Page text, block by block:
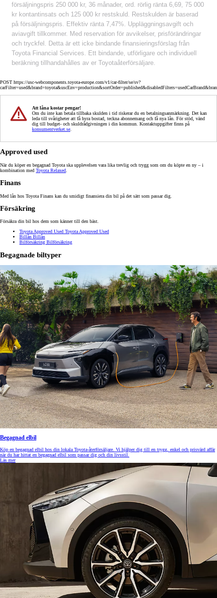
försäljningspris 250 000 kr, 36 månader, ord. rörlig ränta 6,69, 75 000
kr kontantinsats och 125 000 kr restskuld. Restskulden är baserad
på försäljningspris. Effektiv ränta 7,47%. Uppläggningsavgift och
aviavgift tillkommer. Med reservation för avvikelser, prisförändringar
och tryckfel. Detta är ett icke bindande finansieringsförslag från
Toyota Financial Services. Ett bindande, utförligare och individuell
beräkning tillhandahålles av er Toyotaåterförsäljare.
POST https://usc-webcomponents.toyota-europe.com/v1/car-filter/se/sv?
Att låna kostar pengar!
Om du inte kan betala tillbaka skulden i tid riskerar du en betalningsanmärkning. Det kan
leda till svårigheter att få hyra bostad, teckna abonnemang och få nya lån. För stöd, vänd
dig till budget- och skuldrådgivningen i din kommun. Kontaktuppgifter finns på
konsumentverket.se
Approved used
När du köper en begagnad Toyota ska upplevelsen vara lika trevlig och trygg som om du köpte en ny – i
kombination med Toyota Relaxed
Finans
Med lån hos Toyota Finans kan du smidigt finansiera din bil på det sätt som passar dig.
Försäkring
Försäkra din bil hos dem som känner till den bäst.
Toyota Approved Used Toyota Approved Used
Billån Billån
Bilförsäkring Bilförsäkring
Begagnade biltyper
Begagnad elbil
Köp en begagnad elbil hos din lokala Toyota-återförsäljare. Vi hjälper dig till en trygg, enkel och prisvärd affär
när du har hittat en begagnad elbil som passar dig och din livsstil.
Läs mer